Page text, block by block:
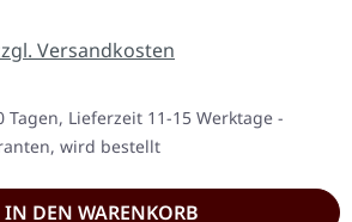
Versandkosten
Lieferzeit 11-15 Werktage -
wird bestellt
IN DEN WARENKORB